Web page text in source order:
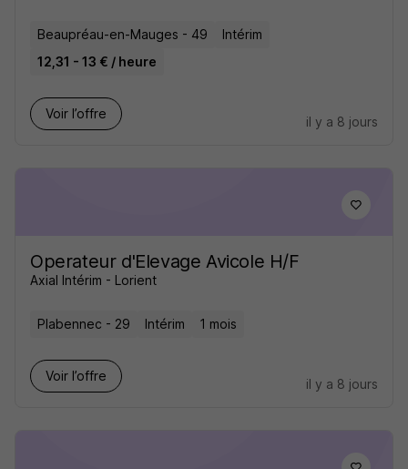
Beaupréau-en-Mauges - 49
Intérim
12,31 - 13 € / heure
Voir l’offre
il y a 8 jours
Operateur d'Elevage Avicole H/F
Axial Intérim - Lorient
Plabennec - 29 Intérim 1 mois
Voir l’offre
il y a 8 jours